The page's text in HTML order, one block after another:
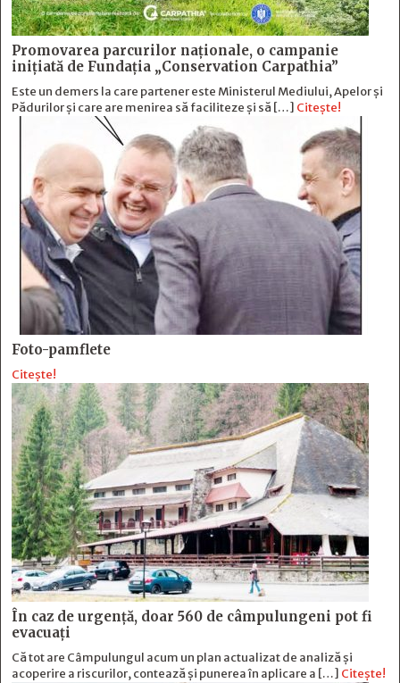
Promovarea parcurilor naționale, o campanie
inițiată de Fundația „Conservation Carpathia”
Este un demers la care partener este Ministerul Mediului, Apelor și
Pădurilor și care are menirea să faciliteze și să […] Citește!
Foto-pamflete
Citește!
În caz de urgență, doar 560 de câmpulungeni pot fi
evacuați
Că tot are Câmpulungul acum un plan actualizat de analiză și
acoperire a riscurilor, contează și punerea în aplicare a […] Citește!